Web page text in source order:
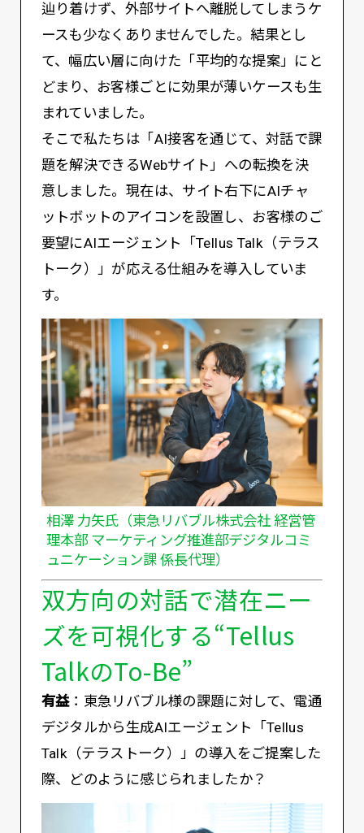
辿り着けず、外部サイトへ離脱してしまうケ
ースも少なくありませんでした。結果とし
て、幅広い層に向けた「平均的な提案」にと
どまり、お客様ごとに効果が薄いケースも生
まれていました。
そこで私たちは「AI接客を通じて、対話で課
題を解決できるWebサイト」への転換を決
意しました。現在は、サイト右下にAIチャ
ットボットのアイコンを設置し、お客様のご
要望にAIエージェント「Tellus Talk（テラス
トーク）」が応える仕組みを導入していま
す。
相澤 力矢氏（東急リバブル株式会社 経営管
理本部 マーケティング推進部デジタルコミ
ュニケーション課 係長代理）
双方向の対話で潜在ニー
ズを可視化する“Tellus
TalkのTo-Be”
有益：東急リバブル様の課題に対して、電通
デジタルから生成AIエージェント「Tellus
Talk（テラストーク）」の導入をご提案した
際、どのように感じられましたか？